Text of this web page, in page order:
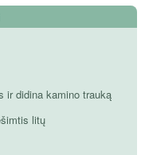
ir didina kamino trauką
litų